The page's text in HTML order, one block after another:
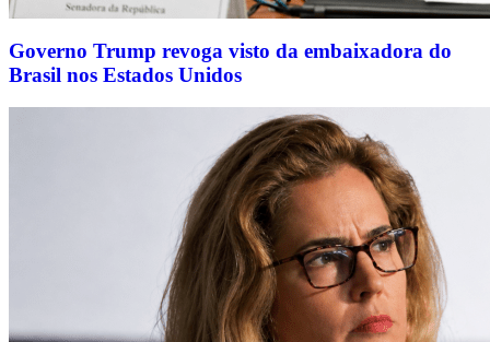
Governo Trump revoga visto da embaixadora do
Brasil nos Estados Unidos